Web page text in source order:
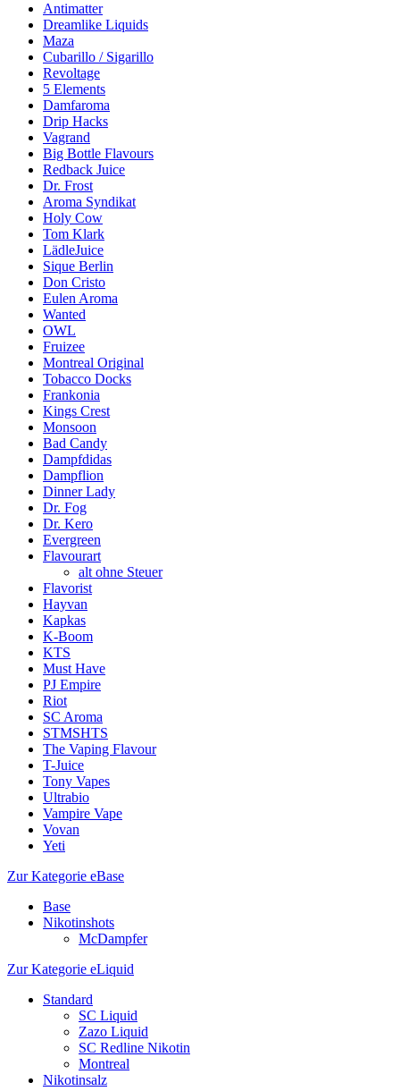
Antimatter
Dreamlike Liquids
Maza
Cubarillo / Sigarillo
Revoltage
5 Elements
Damfaroma
Drip Hacks
Vagrand
Big Bottle Flavours
Redback Juice
Dr. Frost
Aroma Syndikat
Holy Cow
Tom Klark
LädleJuice
Sique Berlin
Don Cristo
Eulen Aroma
Wanted
OWL
Fruizee
Montreal Original
Tobacco Docks
Frankonia
Kings Crest
Monsoon
Bad Candy
Dampfdidas
Dampflion
Dinner Lady
Dr. Fog
Dr. Kero
Evergreen
Flavourart
alt ohne Steuer
Flavorist
Hayvan
Kapkas
K-Boom
KTS
Must Have
PJ Empire
Riot
SC Aroma
STMSHTS
The Vaping Flavour
T-Juice
Tony Vapes
Ultrabio
Vampire Vape
Vovan
Yeti
Zur Kategorie eBase
Base
Nikotinshots
McDampfer
Zur Kategorie eLiquid
Standard
SC Liquid
Zazo Liquid
SC Redline Nikotin
Montreal
Nikotinsalz